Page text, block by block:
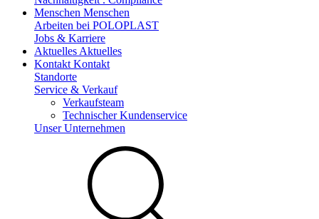
Menschen Menschen
Arbeiten bei POLOPLAST
Jobs & Karriere
Aktuelles Aktuelles
Kontakt Kontakt
Standorte
Service & Verkauf
Verkaufsteam
Technischer Kundenservice
Unser Unternehmen